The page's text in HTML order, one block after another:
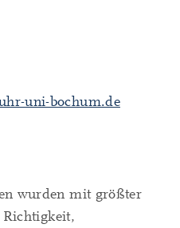
uni-bochum.de
wurden mit größter